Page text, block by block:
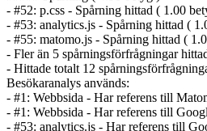
- #52: p.css - Spårning hittad ( 1.00
- #53: analytics.js - Spårning hittad (
- #55: matomo.js - Spårning hittad (
- Fler än 5 spårnings­förfrågningar
- Hittade totalt 12
Besökaranalys används:
- #1: Webbsida - Har referens till
- #1: Webbsida - Har referens till
- #53: analytics.js - Har referens till